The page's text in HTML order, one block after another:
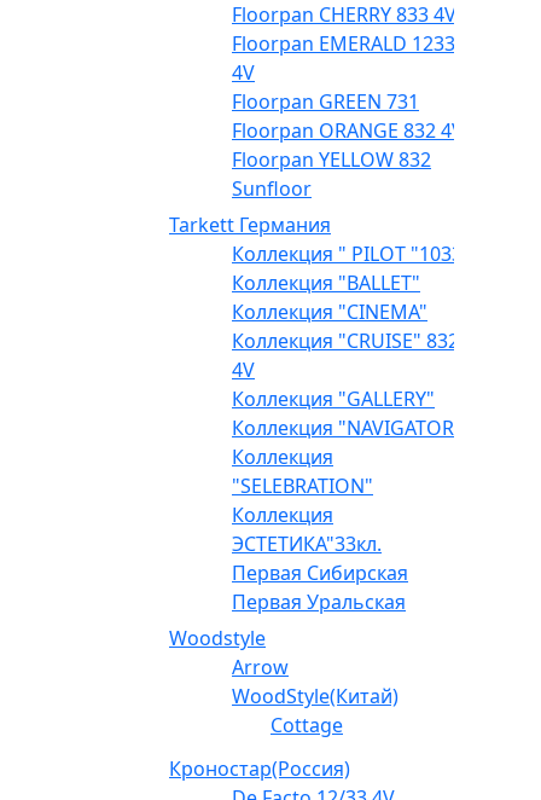
Floorpan CHERRY 833 4V
Floorpan EMERALD 1233
4V
Floorpan GREEN 731
Floorpan ORANGE 832 4V
Floorpan YELLOW 832
Sunfloor
Tarkett Германия
Коллекция " PILOT "1033
Коллекция "BALLET"
Коллекция "CINEMA"
Коллекция "CRUISE" 832
4V
Коллекция "GALLERY"
Коллекция "NAVIGATOR"
Коллекция
"SELEBRATION"
Коллекция
ЭСТЕТИКА"33кл.
Первая Сибирская
Первая Уральская
Woodstyle
Arrow
WoodStyle(Китай)
Cottage
Кроностар(Россия)